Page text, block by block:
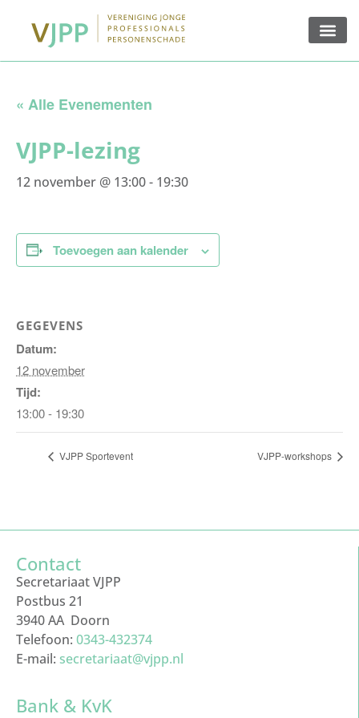
« Alle Evenementen
VJPP-lezing
12 november @ 13:00- 19:30
Toevoegen aan kalender
GEGEVENS
Datum:
12 november
Tijd:
13:00 - 19:30
VJPP Sportevent VJPP-workshops
Contact
Secretariaat VJPP
Postbus 21
3940 AA Doorn
Telefoon: 0343-432374
E-mail: secretariaat@vjpp.nl
Bank & KvK